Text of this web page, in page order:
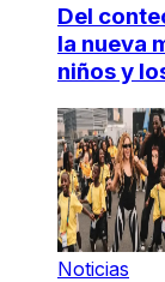
Del
la nueva
niños y
Noticias